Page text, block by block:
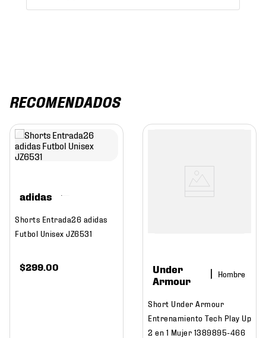
RECOMENDADOS
adidas
Shorts Entrada26 adidas
Futbol Unisex JZ6531
$299 00
Under
Armour
Hombre
Short Under Armour
Entrenamiento Tech Play Up
2 en 1 Mujer 1389895-466